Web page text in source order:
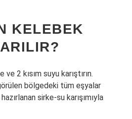
KELEBEK
ve 2 kısım suyu karıştırın.
bölgedeki tüm eşyalar
sirke-su karışımıyla